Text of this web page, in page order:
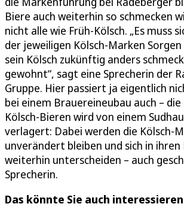
Biere auch weiterhin so schmecken
nicht alle wie Früh-Kölsch. „Es muss
der jeweiligen Kölsch-Marken
sein Kölsch zukünftig anders
gewohnt“, sagt eine Sprecherin der
Gruppe. Hier passiert ja eigentlich
bei einem Brauereineubau auch –
Kölsch-Bieren wird von einem
verlagert: Dabei werden die Kölsch-
unverändert bleiben und sich in
weiterhin unterscheiden – auch
Sprecherin.
Das könnte Sie auch